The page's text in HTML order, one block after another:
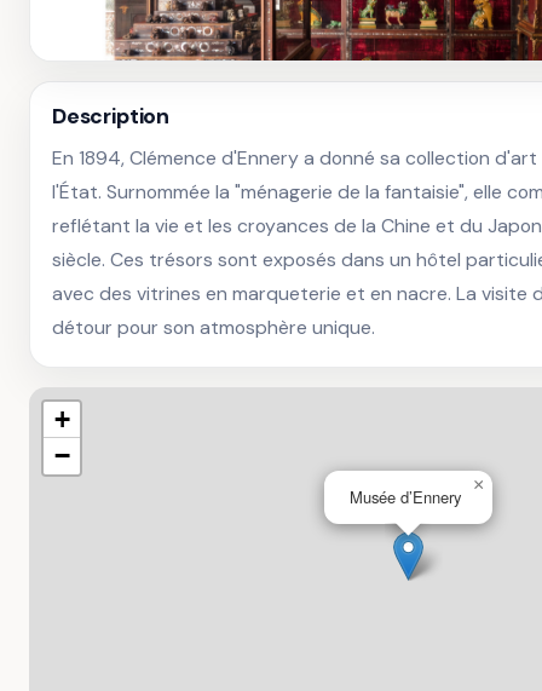
Description
En 1894, Clémence d'Ennery a donné sa collection
l'État. Surnommée la "ménagerie de la fantaisie", elle
reflétant la vie et les croyances de la Chine et du
siècle. Ces trésors sont exposés dans un hôtel
avec des vitrines en marqueterie et en nacre. La visite
détour pour son atmosphère unique.
Musée d’Ennery
×
+
−